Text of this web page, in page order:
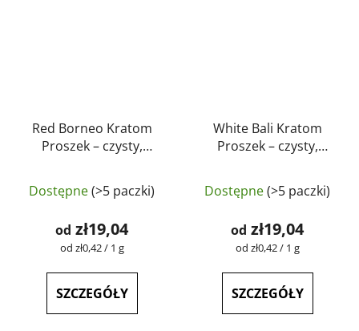
Red Borneo Kratom
Proszek – czysty,
GreenGuru
ocena
produktu
wynosi
na
Dostępne(>5 paczki)
od zł19,04
Cena
od zł0,42 / 1 g
SZCZEGÓŁY
White Bali Kratom
Proszek – czysty,
GreenGuru
ocena
produktu
wynosi
na
Dostępne(>5 paczki)
od zł19,04
Cena
od zł0,42 / 1 g
SZCZEGÓŁY